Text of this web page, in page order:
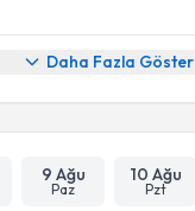
Daha Fazla Göster
9 Ağu
Paz
10 Ağu
Pzt